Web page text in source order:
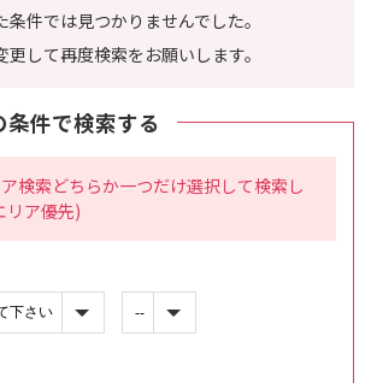
条件では見つかりませんでした。
更して再度検索をお願いします。
条件で検索する
検索どちらか一つだけ選択して検索し
リア優先)